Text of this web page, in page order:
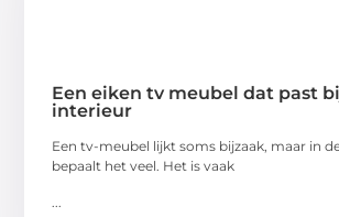
Een eiken tv meubel dat past
interieur
Een tv-meubel lijkt soms bijzaak, maar in
bepaalt het veel. Het is vaak